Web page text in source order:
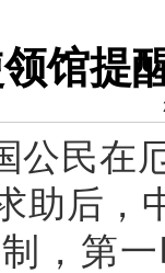
馆提
公民在
助后，
，第